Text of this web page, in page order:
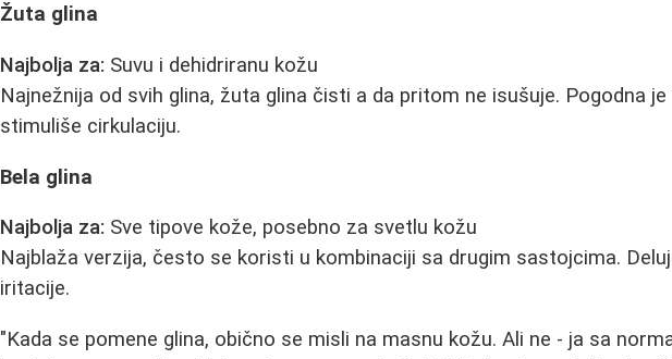
Žuta glina
Najbolja za: Suvu i dehidriranu kožu
Najnežnija od svih glina, žuta glina čisti a da pritom ne isušuje. Pogodna
stimuliše cirkulaciju.
Bela glina
Najbolja za: Sve tipove kože, posebno za svetlu kožu
Najblaža verzija, često se koristi u kombinaciji sa drugim sastojcima.
iritacije.
"Kada se pomene glina, obično se misli na masnu kožu. Ali ne - ja sa